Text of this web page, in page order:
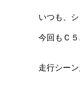
いつも、
今回もＣ
走行シーン